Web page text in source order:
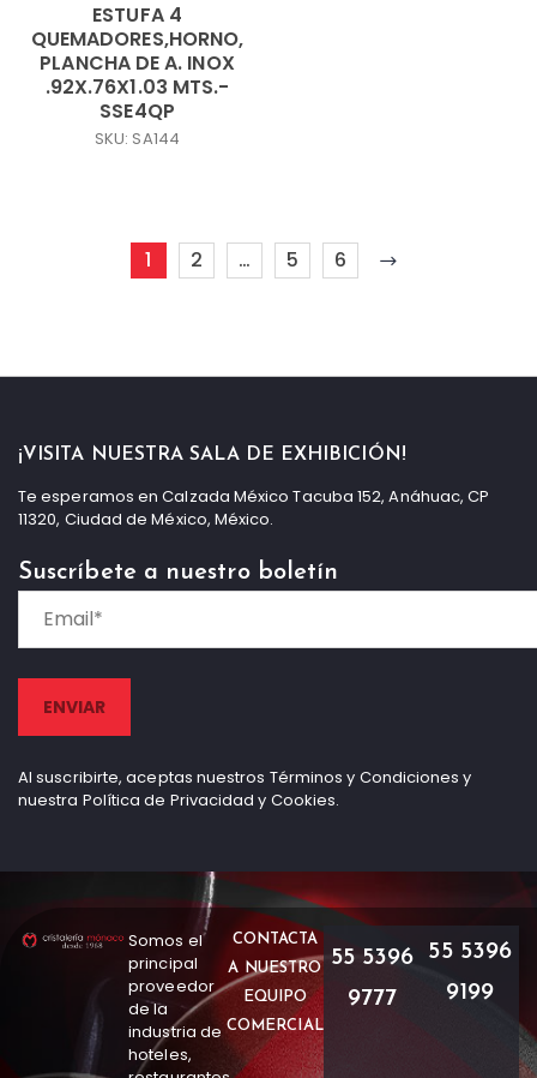
ESTUFA 4
QUEMADORES,HORNO,
PLANCHA DE A. INOX
.92X.76X1.03 MTS.-
SSE4QP
SKU: SA144
1 2 … 5 6
¡VISITA NUESTRA SALA DE EXHIBICIÓN!
Te esperamos en Calzada México Tacuba 152, Anáhuac, CP
11320, Ciudad de México, México.
Suscríbete a nuestro boletín
Al suscribirte, aceptas nuestros Términos y Condiciones y
nuestra Política de Privacidad y Cookies.
Somos el
principal
proveedor
de la
industria de
hoteles,
CONTACTA
A NUESTRO
EQUIPO
COMERCIAL
55 5396
9777
55 5396
9199